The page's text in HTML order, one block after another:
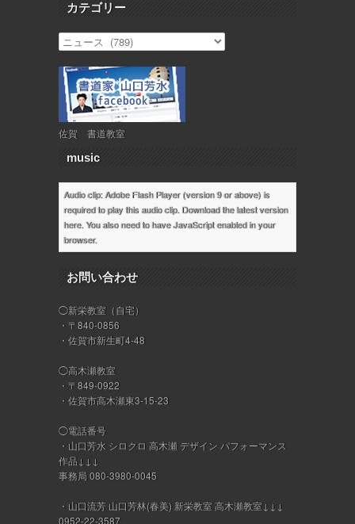
カテゴリー
佐賀 書道教室
music
Audio clip: Adobe Flash Player (version 9 or above) is
required to play this audio clip. Download the latest version
here. You also need to have JavaScript enabled in your
browser.
お問い合わせ
◯新栄教室（自宅）
・〒840-0856
・佐賀市新生町4-48
◯高木瀬教室
・〒849-0922
・佐賀市高木瀬東3-15-23
◯電話番号
・山口芳水 シロクロ 高木瀬 デザイン パフォーマンス
作品↓↓↓
事務局 080-3980-0045
・山口流芳 山口芳林(春美) 新栄教室 高木瀬教室↓↓↓
0952-22-3587